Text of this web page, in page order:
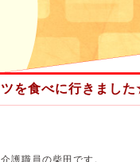
ツを食べに行きまし
職員の柴田です。